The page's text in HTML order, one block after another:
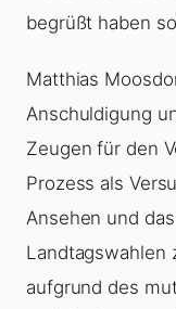
begrüßt haben
Matthias
Anschuldigung
Zeugen für den
Prozess als
Ansehen und
Landtagswahlen
aufgrund des